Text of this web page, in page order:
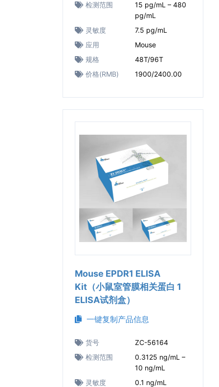
检测范围
15 pg/mL – 480
pg/mL
灵敏度
7.5 pg/mL
应用
Mouse
规格
48T/96T
价格(RMB)
1900/2400.00
Mouse EPDR1 ELISA
Kit（小鼠室管膜相关蛋白 1
ELISA试剂盒）
一键复制产品信息
货号
ZC-56164
检测范围
0.3125 ng/mL –
10 ng/mL
灵敏度
0.1 ng/mL